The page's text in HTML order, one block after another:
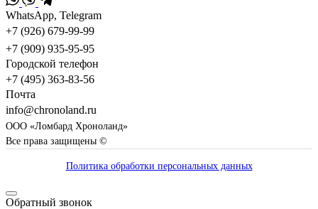
WhatsApp, Telegram
+7 (926) 679-99-99
+7 (909) 935-95-95
Городской телефон
+7 (495) 363-83-56
Почта
info@chronoland.ru
ООО «Ломбард Хроноланд»
Все права защищены ©
Политика обработки персональных данных
Обратный звонок